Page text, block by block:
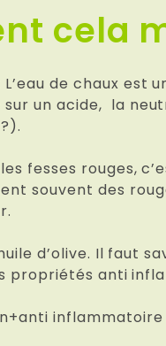
cela
de chaux est
un acide, la
les fesses rouges,
souvent des
d’olive. Il faut
propriétés anti